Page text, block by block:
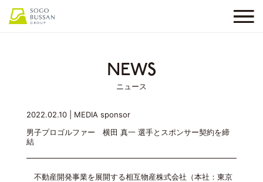
NEWS
ニュース
2022.02.10 | MEDIA sponsor
男子プロゴルファー 横田 真一 選手とスポンサー契約を締
結
不動産開発事業を展開する相互物産株式会社（本社：東京